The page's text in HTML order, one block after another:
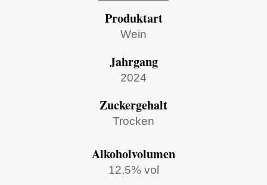
Produktart
Wein
Jahrgang
2024
Zuckergehalt
Trocken
Alkoholvolumen
12,5% vol